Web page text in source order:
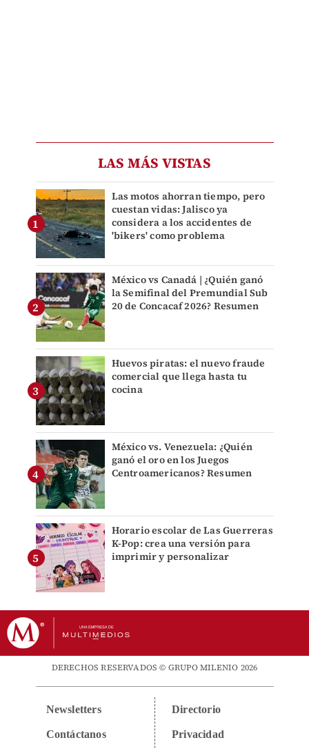
LAS MÁS VISTAS
Las motos ahorran tiempo, pero
cuestan vidas: Jalisco ya
considera a los accidentes de
'bikers' como problema
México vs Canadá | ¿Quién ganó
la Semifinal del Premundial Sub
20 de Concacaf 2026? Resumen
Huevos piratas: el nuevo fraude
comercial que llega hasta tu
cocina
México vs. Venezuela: ¿Quién
ganó el oro en los Juegos
Centroamericanos? Resumen
Horario escolar de Las Guerreras
K-Pop: crea una versión para
imprimir y personalizar
DERECHOS RESERVADOS © GRUPO MILENIO 2026
Newsletters
Contáctanos
Directorio
Privacidad